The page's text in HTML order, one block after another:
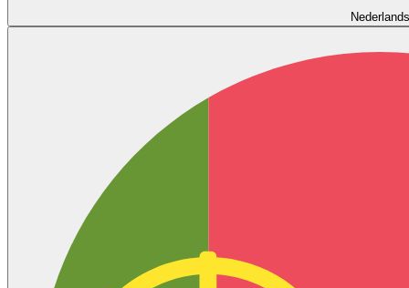
Nederlands